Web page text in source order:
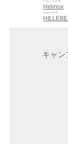
Helinox
ヘリノックス
ヒルバーグ
キャン